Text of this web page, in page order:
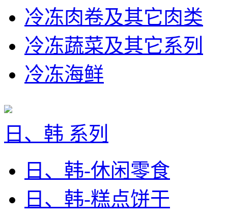
冷冻肉卷及其它肉类
冷冻蔬菜及其它系列
冷冻海鲜
日、韩 系列
日、韩-休闲零食
日、韩-糕点饼干